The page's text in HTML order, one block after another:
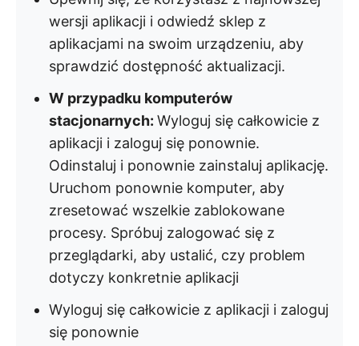
wersji aplikacji i odwiedź sklep z
aplikacjami na swoim urządzeniu, aby
sprawdzić dostępność aktualizacji.
W przypadku komputerów
stacjonarnych: Wyloguj się całkowicie z
aplikacji i zaloguj się ponownie.
Odinstaluj i ponownie zainstaluj aplikację.
Uruchom ponownie komputer, aby
zresetować wszelkie zablokowane
procesy. Spróbuj zalogować się z
przeglądarki, aby ustalić, czy problem
dotyczy konkretnie aplikacji
Wyloguj się całkowicie z aplikacji i zaloguj
się ponownie